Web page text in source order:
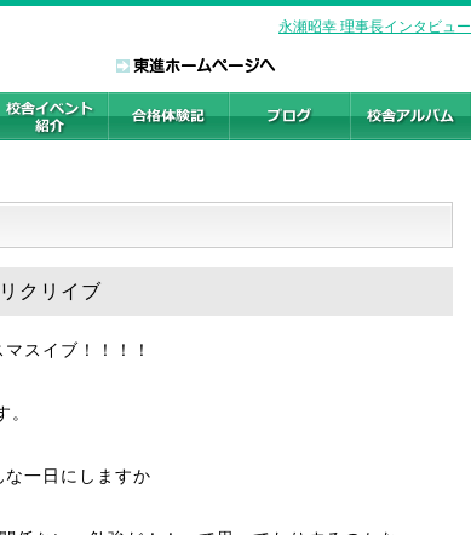
永瀬昭幸 理事長インタビュー
クリイブ
スイブ！！！！
一日にしますか